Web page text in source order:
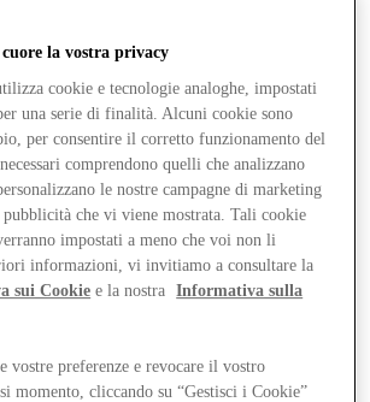
la vostra privacy
cookie e tecnologie analoghe, impostati
una serie di finalità. Alcuni cookie sono
per consentire il corretto funzionamento del
comprendono quelli che analizzano
le nostre campagne di marketing
pubblicità che vi viene mostrata. Tali cookie
impostati a meno che voi non li
informazioni, vi invitiamo a consultare la
sui Cookie e la nostra
Informativa sulla
vostre preferenze e revocare il vostro
momento, cliccando su “Gestisci i Cookie”